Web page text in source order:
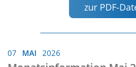
zur PDF-
07 MAI 2026